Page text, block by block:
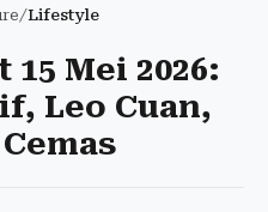
/Lifestyle
Mei 2026:
Leo Cuan,